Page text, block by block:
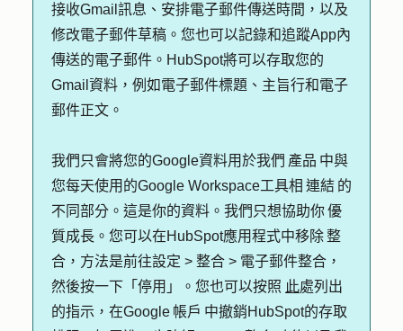
接收Gmail訊息、安排電子郵件傳送時間，以及
修改電子郵件草稿。您也可以記錄和追蹤App內
傳送的電子郵件。HubSpot將可以存取您的
Gmail資料，例如電子郵件標題、主旨行和電子
郵件正文。
我們只會將您的Google資料用於我們 產品 中與
您每天使用的Google Workspace工具相 連結 的
不同部分。這是你的資料。我們只想協助你 優
質成長。您可以在HubSpot應用程式中移除 整
合，方法是前往設定 > 整合 > 電子郵件整合，
然後按一下「停用」。您也可以按照 此處列出
的指示，在Google 帳戶 中撤銷HubSpot的存取